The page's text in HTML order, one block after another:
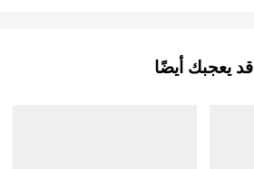
قد يعجبك أيضًا